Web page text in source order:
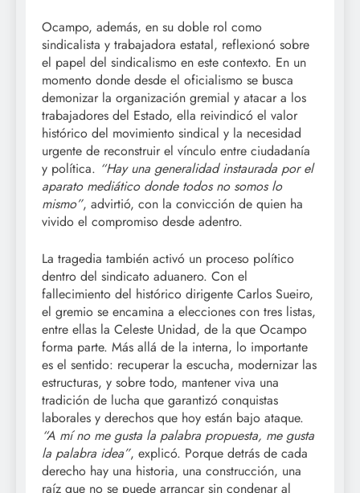
Ocampo, además, en su doble rol como
sindicalista y trabajadora estatal, reflexionó sobre
el papel del sindicalismo en este contexto. En un
momento donde desde el oficialismo se busca
demonizar la organización gremial y atacar a los
trabajadores del Estado, ella reivindicó el valor
histórico del movimiento sindical y la necesidad
urgente de reconstruir el vínculo entre ciudadanía
y política. “Hay una generalidad instaurada por el
aparato mediático donde todos no somos lo
mismo”, advirtió, con la convicción de quien ha
vivido el compromiso desde adentro.
La tragedia también activó un proceso político
dentro del sindicato aduanero. Con el
fallecimiento del histórico dirigente Carlos Sueiro,
el gremio se encamina a elecciones con tres listas,
entre ellas la Celeste Unidad, de la que Ocampo
forma parte. Más allá de la interna, lo importante
es el sentido: recuperar la escucha, modernizar las
estructuras, y sobre todo, mantener viva una
tradición de lucha que garantizó conquistas
laborales y derechos que hoy están bajo ataque.
“A mí no me gusta la palabra propuesta, me gusta
la palabra idea”, explicó. Porque detrás de cada
derecho hay una historia, una construcción, una
raíz que no se puede arrancar sin condenar al